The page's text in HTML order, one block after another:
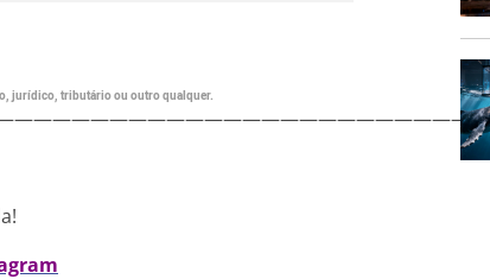
jurídico, tributário ou outro qualquer.